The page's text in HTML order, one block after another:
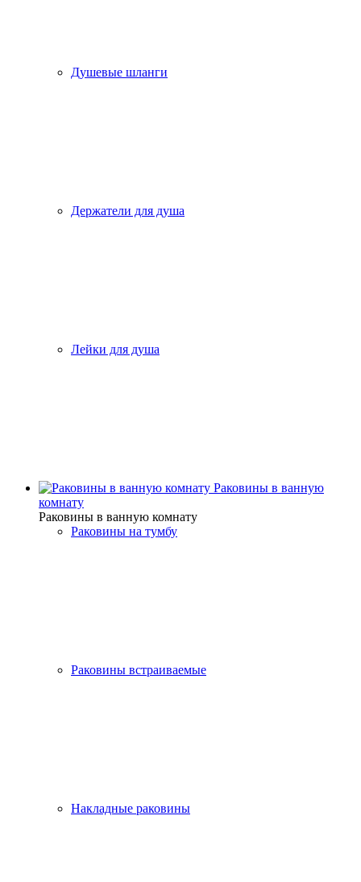
Душевые шланги
Держатели для душа
Лейки для душа
Раковины в ванную
комнату
Раковины в ванную комнату
Раковины на тумбу
Раковины встраиваемые
Накладные раковины